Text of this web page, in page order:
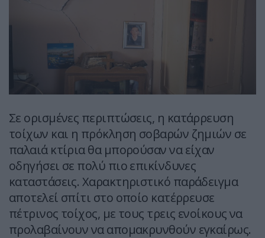
Σε ορισμένες περιπτώσεις, η κατάρρευση
τοίχων και η πρόκληση σοβαρών ζημιών σε
παλαιά κτίρια θα μπορούσαν να είχαν
οδηγήσει σε πολύ πιο επικίνδυνες
καταστάσεις. Χαρακτηριστικό παράδειγμα
αποτελεί σπίτι στο οποίο κατέρρευσε
πέτρινος τοίχος, με τους τρεις ενοίκους να
προλαβαίνουν να απομακρυνθούν εγκαίρως.